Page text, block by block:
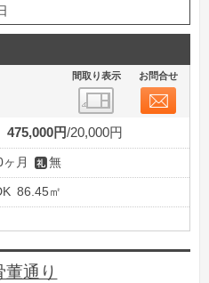
間取り表示 お問合せ
475,000円 20,000円
ヶ月 無
86.45㎡
通り